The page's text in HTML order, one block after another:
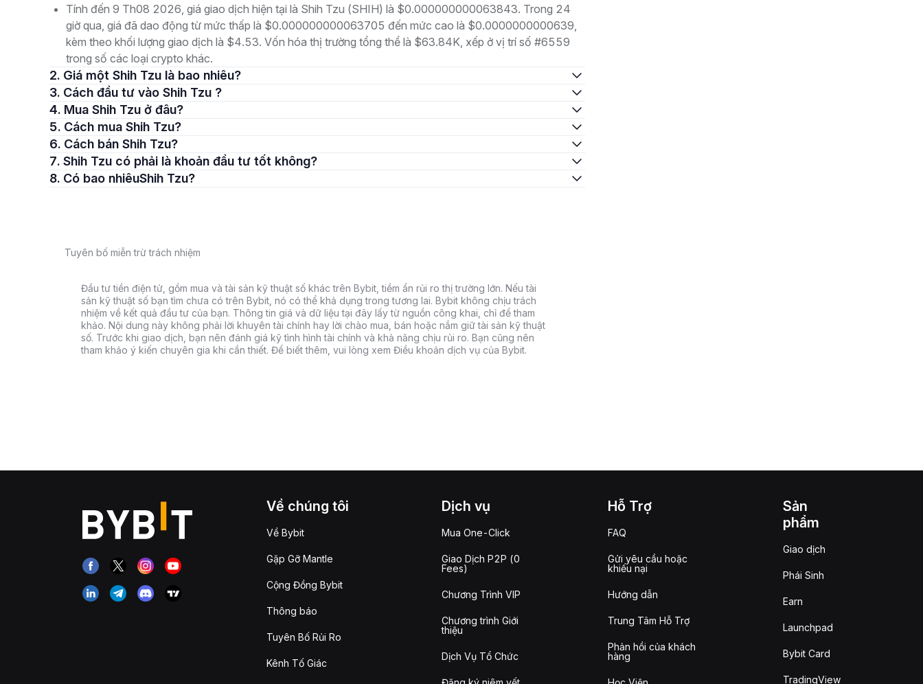
Tính đến 9 Th08 2026, giá giao dịch hiện tại là Shih Tzu (SHIH) là $0.000000000063843. Trong 24
giờ qua, giá đã dao động từ mức thấp là $0.000000000063705 đến mức cao là $0.0000000000639,
kèm theo khối lượng giao dịch là $4.53. Vốn hóa thị trường tổng thể là $63.84K, xếp ở vị trí số #6559
trong số các loại crypto khác.
2. Giá một Shih Tzu là bao nhiêu?
3. Cách đầu tư vào Shih Tzu ?
4. Mua Shih Tzu ở đâu?
5. Cách mua Shih Tzu?
6. Cách bán Shih Tzu?
7. Shih Tzu có phải là khoản đầu tư tốt không?
8. Có bao nhiêuShih Tzu?
Tuyên bố miễn trừ trách nhiệm
Đầu tư tiền điện tử, gồm mua và tài sản kỹ thuật số khác trên Bybit, tiềm ẩn rủi ro thị trường lớn. Nếu tài
sản kỹ thuật số bạn tìm chưa có trên Bybit, nó có thể khả dụng trong tương lai. Bybit không chịu trách
nhiệm về kết quả đầu tư của bạn. Thông tin giá và dữ liệu tại đây lấy từ nguồn công khai, chỉ để tham
khảo. Nội dung này không phải lời khuyên tài chính hay lời chào mua, bán hoặc nắm giữ tài sản kỹ thuật
số. Trước khi giao dịch, bạn nên đánh giá kỹ tình hình tài chính và khả năng chịu rủi ro. Bạn cũng nên
tham khảo ý kiến chuyên gia khi cần thiết. Để biết thêm, vui lòng xem Điều khoản dịch vụ của Bybit.
Về chúng tôi
Về Bybit
Gặp Gỡ Mantle
Cộng Đồng Bybit
Thông báo
Tuyên Bố Rủi Ro
Kênh Tố Giác
Dịch vụ
Mua One-Click
Giao Dịch P2P (0
Fees)
Chương Trình VIP
Chương trình Giới
thiệu
Dịch Vụ Tổ Chức
Hỗ Trợ
FAQ
Gửi yêu cầu hoặc
khiếu nại
Hướng dẫn
Trung Tâm Hỗ Trợ
Phản hồi của khách
hàng
Sản
phẩm
Giao dịch
Phái Sinh
Earn
Launchpad
Bybit Card
TradingView